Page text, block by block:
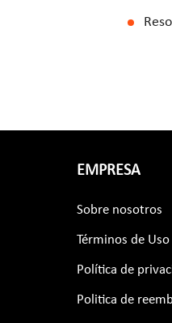
EMPRESA
Sobre nosotros
Términos de Uso
Política de
Politica de